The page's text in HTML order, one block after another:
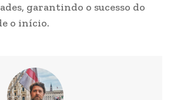
garantindo o sucesso do
o início.